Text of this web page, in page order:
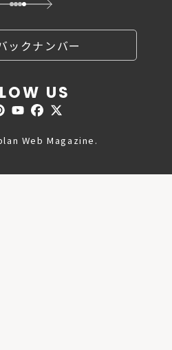
ックナンバー
US
Web Magazine.